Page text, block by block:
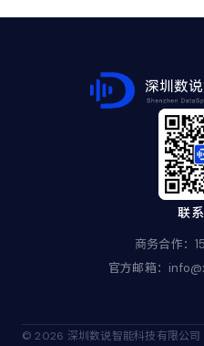
联
商务合作：
官方邮箱：
© 2026 深圳数说智能科技有限公